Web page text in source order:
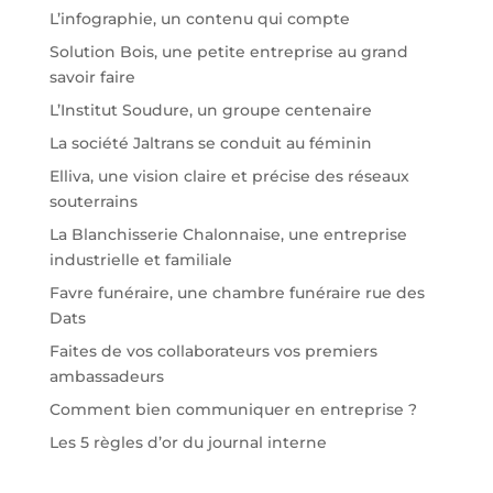
L’infographie, un contenu qui compte
Solution Bois, une petite entreprise au grand
savoir faire
L’Institut Soudure, un groupe centenaire
La société Jaltrans se conduit au féminin
Elliva, une vision claire et précise des réseaux
souterrains
La Blanchisserie Chalonnaise, une entreprise
industrielle et familiale
Favre funéraire, une chambre funéraire rue des
Dats
Faites de vos collaborateurs vos premiers
ambassadeurs
Comment bien communiquer en entreprise ?
Les 5 règles d’or du journal interne